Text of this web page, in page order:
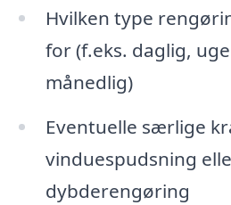
Hvilken type
for (f.eks. daglig,
månedlig)
Eventuelle særlige
vinduespudsning
dybderengøring